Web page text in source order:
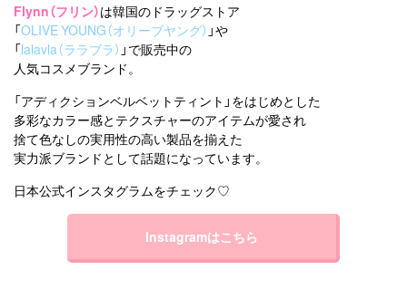
Flynn（フリン）は韓国のドラッグストア
「OLIVE YOUNG（オリーブヤング） 」や
「lalavla（ララブラ） 」で販売中の
人気コスメブランド。
「アディクションベルベットティント」をはじめとした
多彩なカラー感とテクスチャーのアイテムが愛され
捨て⾊なしの実⽤性の⾼い製品を揃えた
実⼒派ブランドとして話題になっています。
日本公式インスタグラムをチェック♡
Instagramはこちら